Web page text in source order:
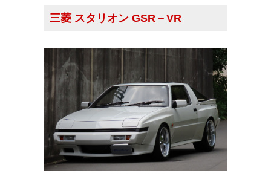
三菱 スタリオン GSR－VR